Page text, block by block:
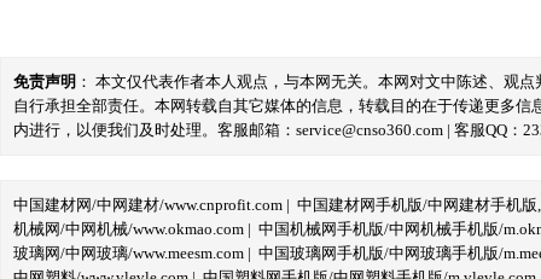
免责声明 ： 本文仅代表作者本人观点，与本网无关。本网对文中陈述、观
自行承担全部责任。本网转载自其它媒体的信息，转载目的在于传递更多
内进行，以便我们及时处理。客服邮箱：service@cnso360.com | 客服QQ：
中国建材网/中网建材/www.cnprofit.com | 中国建材网手机版/中网建材手机版
机械网/中网机械/www.okmao.com | 中国机械网手机版/中网机械手机版/
玻璃网/中网玻璃/www.meesm.com | 中国玻璃网手机版/中网玻璃手机版/